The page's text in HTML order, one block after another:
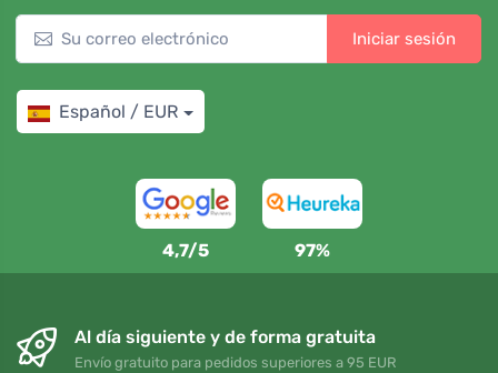
Iniciar sesión
Español / EUR
4,7/5 97%
Al día siguiente y de forma gratuita
Envío gratuito para pedidos superiores a 95 EUR